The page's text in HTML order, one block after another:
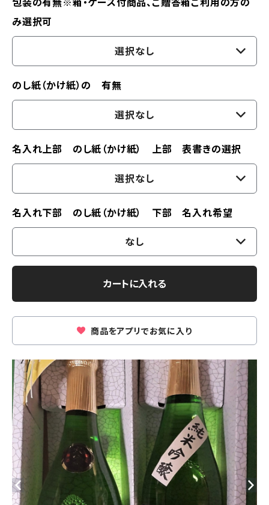
包装の有無※箱・ケース付商品、ご贈答箱ご利用の方の
み選択可
選択なし
のし紙（かけ紙）の 有無
選択なし
名入れ上部 のし紙（かけ紙） 上部 表書きの選択
選択なし
名入れ下部 のし紙（かけ紙） 下部 名入れ希望
なし
カートに入れる
商品をアプリでお気に入り